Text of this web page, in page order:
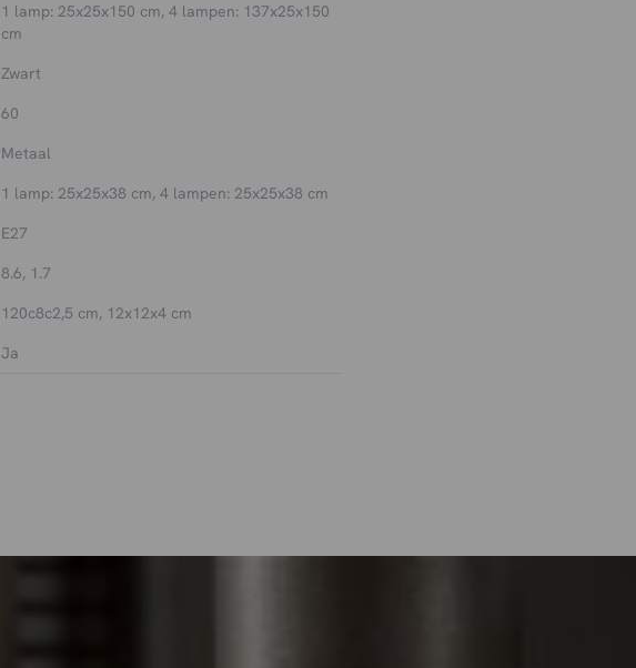
1 lamp: 25x25x150 cm, 4 lampen: 137x25x150
cm
Zwart
60
Metaal
1 lamp: 25x25x38 cm, 4 lampen: 25x25x38 cm
E27
8.6, 1.7
120c8c2,5 cm, 12x12x4 cm
Ja